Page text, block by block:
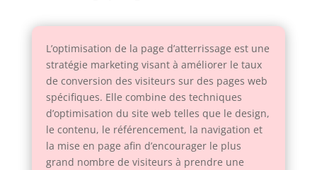
L’optimisation de la page d’atterrissage est une
stratégie marketing visant à améliorer le taux
de conversion des visiteurs sur des pages web
spécifiques. Elle combine des techniques
d’optimisation du site web telles que le design,
le contenu, le référencement, la navigation et
la mise en page afin d’encourager le plus
grand nombre de visiteurs à prendre une